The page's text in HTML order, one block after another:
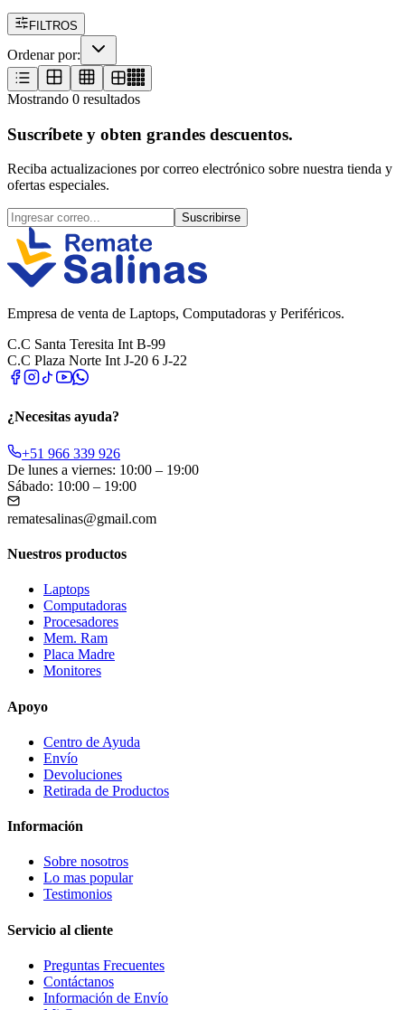
FILTROS
Ordenar por:
Mostrando 0 resultados
Suscríbete y obten grandes descuentos.
Reciba actualizaciones por correo electrónico sobre nuestra tienda y
ofertas especiales.
Suscribirse
Empresa de venta de Laptops, Computadoras y Periféricos.
C.C Santa Teresita Int B-99
C.C Plaza Norte Int J-20 6 J-22
¿Necesitas ayuda?
+51 966 339 926
De lunes a viernes: 10:00 – 19:00
Sábado: 10:00 – 19:00
rematesalinas@gmail.com
Nuestros productos
Laptops
Computadoras
Procesadores
Mem. Ram
Placa Madre
Monitores
Apoyo
Centro de Ayuda
Envío
Devoluciones
Retirada de Productos
Información
Sobre nosotros
Lo mas popular
Testimonios
Servicio al cliente
Preguntas Frecuentes
Contáctanos
Información de Envío